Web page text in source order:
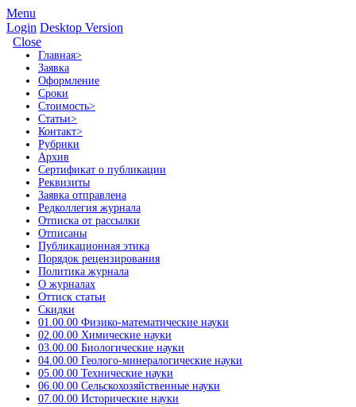
Menu
Login Desktop Version
Close
Главная>
Заявка
Оформление
Сроки
Стоимость>
Статьи>
Контакт>
Рубрики
Архив
Сертификат о публикации
Реквизиты
Заявка отправлена
Редколлегия журнала
Отписка от рассылки
Отписаны
Публикационная этика
Порядок рецензирования
Политика журнала
О журналах
Оттиск статьи
Скидки
01.00.00 Физико-математические науки
02.00.00 Химические науки
03.00.00 Биологические науки
04.00.00 Геолого-минералогические науки
05.00.00 Технические науки
06.00.00 Сельскохозяйственные науки
07.00.00 Исторические науки